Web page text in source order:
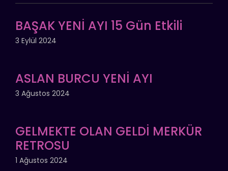
BAŞAK YENİ AYI 15 Gün Etkili
3 Eylül 2024
ASLAN BURCU YENİ AYI
3 Ağustos 2024
GELMEKTE OLAN GELDİ MERKÜR
RETROSU
1 Ağustos 2024